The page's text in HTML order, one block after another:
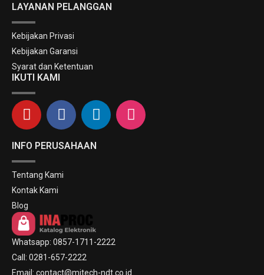
LAYANAN PELANGGAN
Kebijakan Privasi
Kebijakan Garansi
Syarat dan Ketentuan
IKUTI KAMI
INFO PERUSAHAAN
Tentang Kami
Kontak Kami
Blog
Whatsapp: 0857-1711-2222
Call: 0281-657-2222
Email: contact@mitech-ndt.co.id